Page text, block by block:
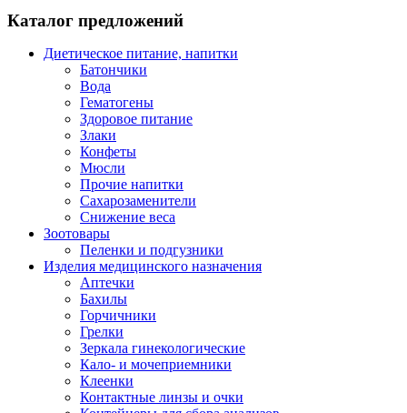
Каталог предложений
Диетическое питание, напитки
Батончики
Вода
Гематогены
Здоровое питание
Злаки
Конфеты
Мюсли
Прочие напитки
Сахарозаменители
Снижение веса
Зоотовары
Пеленки и подгузники
Изделия медицинского назначения
Аптечки
Бахилы
Горчичники
Грелки
Зеркала гинекологические
Кало- и мочеприемники
Клеенки
Контактные линзы и очки